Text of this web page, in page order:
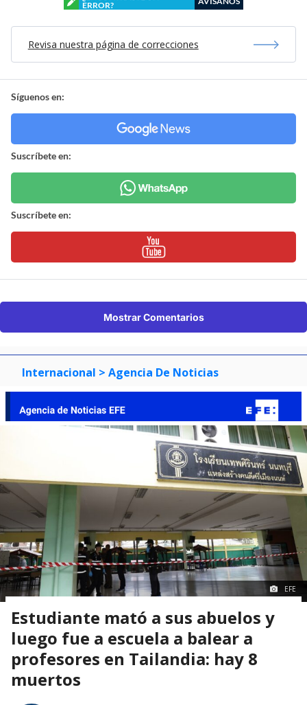
ERROR?
Revisa nuestra página de correcciones
Síguenos en:
Suscríbete en:
Suscríbete en:
Mostrar Comentarios
Internacional > Agencia De Noticias
EFE
Estudiante mató a sus abuelos y
luego fue a escuela a balear a
profesores en Tailandia: hay 8
muertos